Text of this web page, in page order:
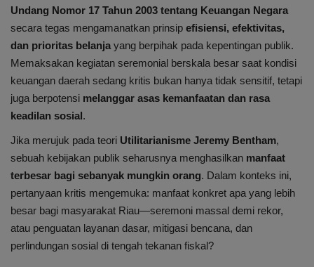
Undang Nomor 17 Tahun 2003 tentang Keuangan Negara
secara tegas mengamanatkan prinsip efisiensi, efektivitas,
dan prioritas belanjayang berpihak pada kepentingan publik.
Memaksakan kegiatan seremonial berskala besar saat kondisi
keuangan daerah sedang kritis bukan hanya tidak sensitif, tetapi
juga berpotensi melanggar asas kemanfaatan dan rasa
keadilan sosial .
Jika merujuk pada teori Utilitarianisme Jeremy Bentham,
sebuah kebijakan publik seharusnya menghasilkan manfaat
terbesar bagi sebanyak mungkin orang. Dalam konteks ini,
pertanyaan kritis mengemuka: manfaat konkret apa yang lebih
besar bagi masyarakat Riau—seremoni massal demi rekor,
atau penguatan layanan dasar, mitigasi bencana, dan
perlindungan sosial di tengah tekanan fiskal?